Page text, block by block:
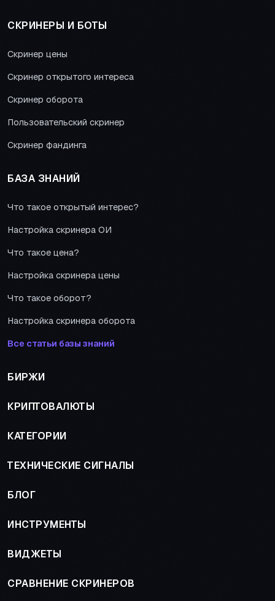
СКРИНЕРЫ И БОТЫ
Скринер цены
Скринер открытого интереса
Скринер оборота
Пользовательский скринер
Скринер фандинга
БАЗА ЗНАНИЙ
Что такое открытый интерес?
Настройка скринера ОИ
Что такое цена?
Настройка скринера цены
Что такое оборот?
Настройка скринера оборота
Все статьи базы знаний
БИРЖИ
КРИПТОВАЛЮТЫ
КАТЕГОРИИ
ТЕХНИЧЕСКИЕ СИГНАЛЫ
БЛОГ
ИНСТРУМЕНТЫ
ВИДЖЕТЫ
СРАВНЕНИЕ СКРИНЕРОВ